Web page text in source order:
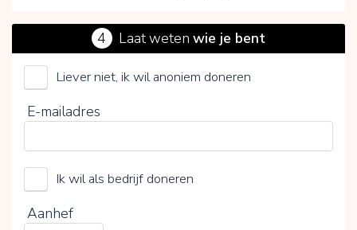
Stichting Forest Market
Kies je vrijwillige bijdrage
0%
4 Laat wetenwie je bent
Liever niet, ik wil anoniem doneren
E-mailadres
Ik wil als bedrijf doneren
Aanhef